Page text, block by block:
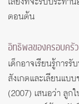
ตอนต้น
อิทธิพลของครอบครั
เด็กอาจเรียนรู้การ
สังเกตและเลียนแบ
(2007) เสนอว่า ลูก